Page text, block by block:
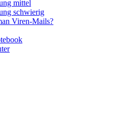
mittel
schwierig
Viren-Mails?